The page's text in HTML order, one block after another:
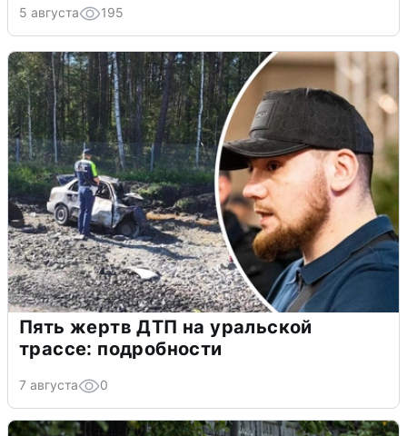
5 августа 195
Пять жертв ДТП на уральской
трассе: подробности
7 августа 0